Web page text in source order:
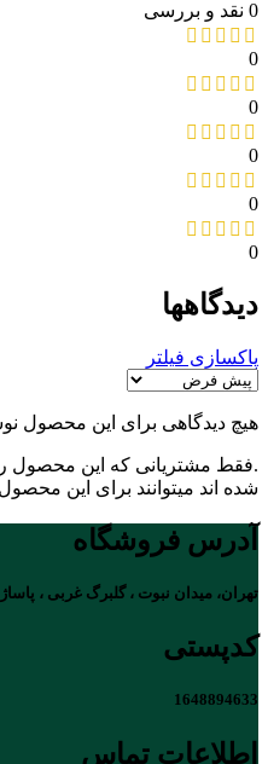
0 نقد و بررسی
0
0
0
0
0
دیدگاهها
پاکسازی فیلتر
هیچ دیدگاهی برای این محصول
.فقط مشتریانی که این محصول
شده اند میتوانند برای این
آدرس فروشگاه
تهران، میدان نبوت ، گلبرگ غربی ، پاساژ
کدپستی
1648894633
اطلاعات تماس